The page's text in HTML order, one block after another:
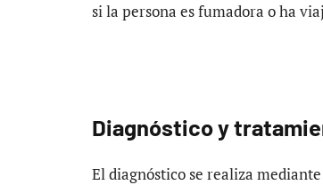
si la persona es fumadora o ha
Diagnóstico y
El diagnóstico se realiza mediante